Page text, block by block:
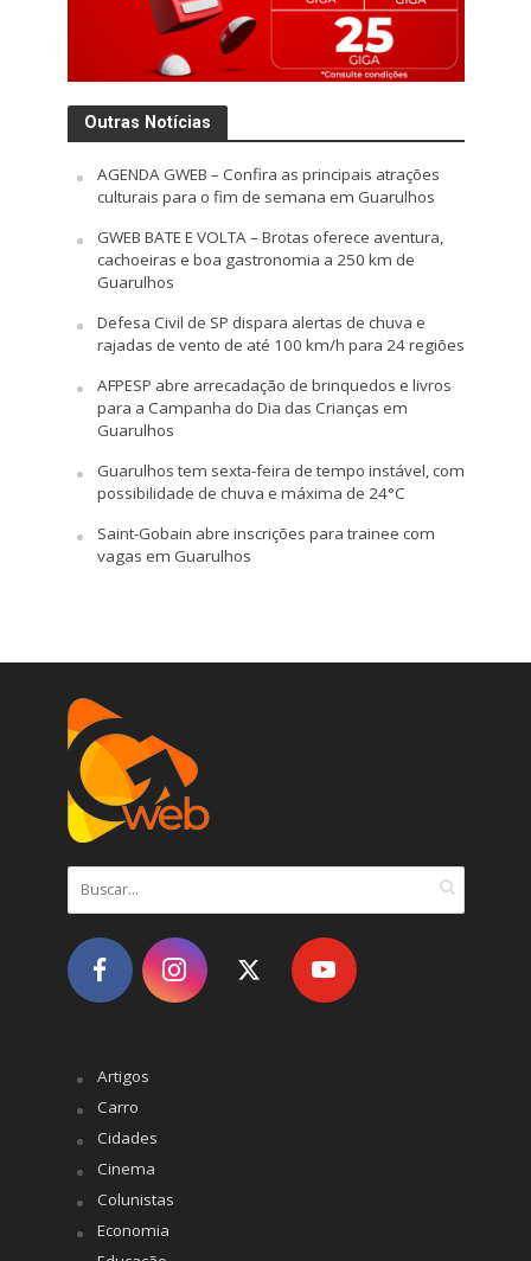
Outras Notícias
AGENDA GWEB – Confira as principais atrações
culturais para o fim de semana em Guarulhos
GWEB BATE E VOLTA – Brotas oferece aventura,
cachoeiras e boa gastronomia a 250 km de
Guarulhos
Defesa Civil de SP dispara alertas de chuva e
rajadas de vento de até 100 km/h para 24 regiões
AFPESP abre arrecadação de brinquedos e livros
para a Campanha do Dia das Crianças em
Guarulhos
Guarulhos tem sexta-feira de tempo instável, com
possibilidade de chuva e máxima de 24°C
Saint-Gobain abre inscrições para trainee com
vagas em Guarulhos
Artigos
Carro
Cidades
Cinema
Colunistas
Economia